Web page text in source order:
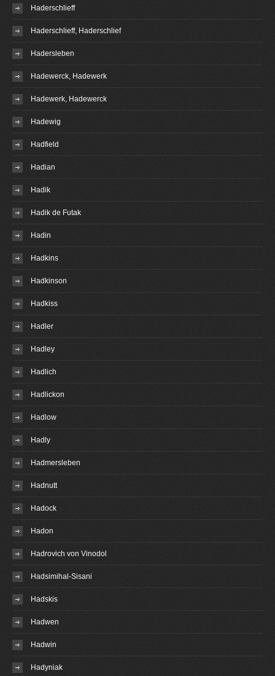
Haderschlieff
Haderschlieff, Haderschlief
Hadersleben
Hadewerck, Hadewerk
Hadewerk, Hadewerck
Hadewig
Hadfield
Hadian
Hadik
Hadik de Futak
Hadin
Hadkins
Hadkinson
Hadkiss
Hadler
Hadley
Hadlich
Hadlickon
Hadlow
Hadly
Hadmersleben
Hadnutt
Hadock
Hadon
Hadrovich von Vinodol
Hadsimihal-Sisani
Hadskis
Hadwen
Hadwin
Hadyniak